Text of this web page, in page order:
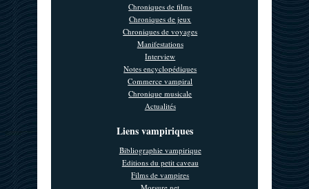
Chroniques de films
Chroniques de jeux
Chroniques de voyages
Manifestations
Interview
Notes encyclopédiques
Commerce vampiral
Chronique musicale
Actualités
Liens vampiriques
Bibliographie vampirique
Editions du petit caveau
Films de vampires